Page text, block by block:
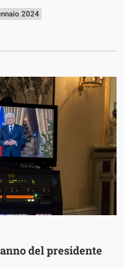
2024
del presidente